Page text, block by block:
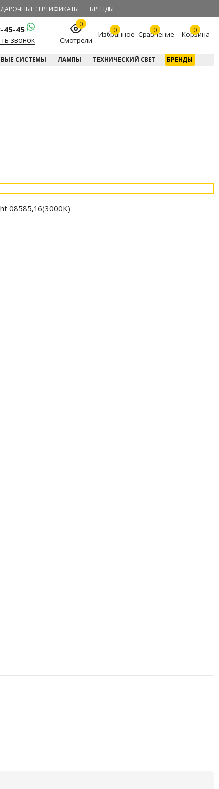
СЕРТИФИКАТЫ БРЕНДЫ
45-45
звонок
0
Смотрели
0
Избранное 0
Сравнение 0
Корзина
СИСТЕМЫ ЛАМПЫ ТЕХНИЧЕСКИЙ СВЕТ БРЕНДЫ